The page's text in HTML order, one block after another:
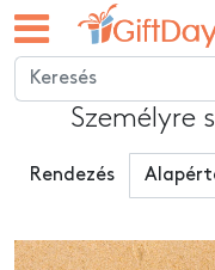
Személyre
Rendezés